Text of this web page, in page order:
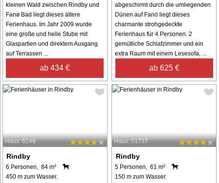
kleinen Wald zwischen Rindby und
Fanø Bad liegt dieses ältere
Ferienhaus. Im Jahr 2009 wurde
eine große und helle Stube mit
Glaspartien und direktem Ausgang
auf Terrassen ...
ab 434 €
abgeschirmt durch die umliegenden
Dünen auf Fanö liegt dieses
charmante strohgedeckte
Ferienhaus für 4 Personen. 2
gemütliche Schlafzimmer und ein
extra Raum mit einem Lesesofa, ...
ab 625 €
Haus: 6149
Rindby
6 Personen, 84 m²
450 m zum Wasser.
Haus: 51737
Rindby
5 Personen, 61 m²
150 m zum Wasser.